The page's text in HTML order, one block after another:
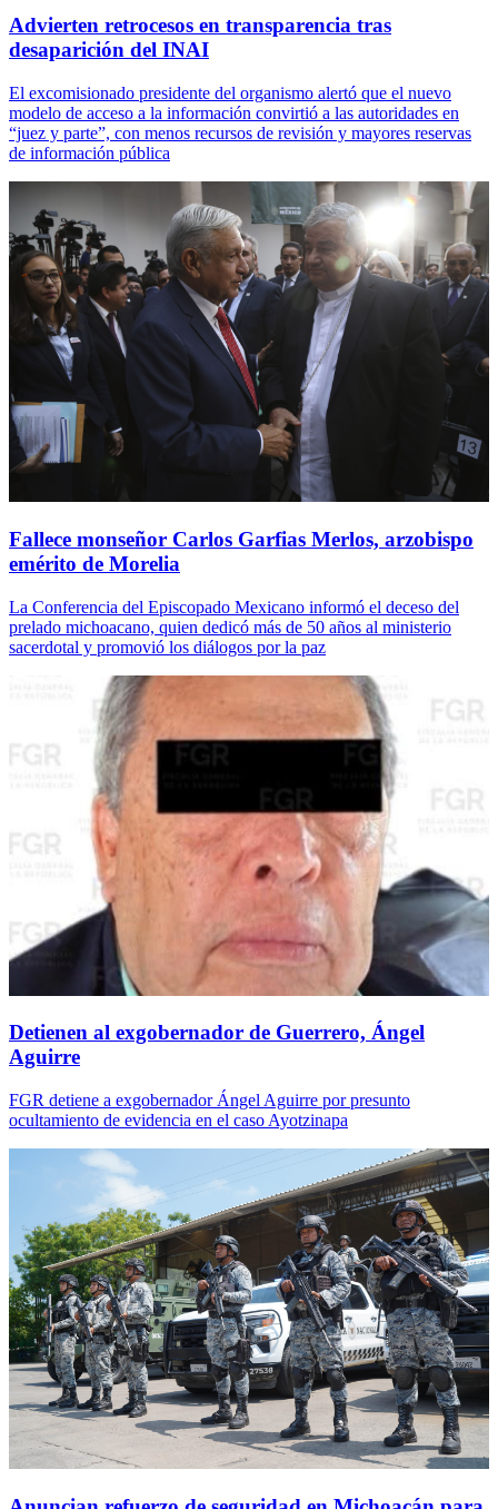
Advierten retrocesos en transparencia tras
desaparición del INAI
El excomisionado presidente del organismo alertó que el nuevo
modelo de acceso a la información convirtió a las autoridades en
“juez y parte”, con menos recursos de revisión y mayores reservas
de información pública
Fallece monseñor Carlos Garfias Merlos, arzobispo
emérito de Morelia
La Conferencia del Episcopado Mexicano informó el deceso del
prelado michoacano, quien dedicó más de 50 años al ministerio
sacerdotal y promovió los diálogos por la paz
Detienen al exgobernador de Guerrero, Ángel
Aguirre
FGR detiene a exgobernador Ángel Aguirre por presunto
ocultamiento de evidencia en el caso Ayotzinapa